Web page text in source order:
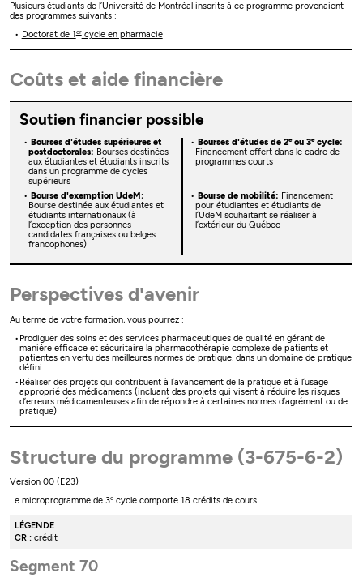
Plusieurs étudiants de l’Université de Montréal inscrits à ce programme provenaient
des programmes suivants :
Doctorat de 1ercycle en pharmacie
Coûts et aide financière
Soutien financier possible
Bourses d'études supérieures et
postdoctorales: Bourses destinées
aux étudiantes et étudiants inscrits
dans un programme de cycles
supérieurs
Bourses d'études de 2eou 3ecycle:
Financement offert dans le cadre de
programmes courts
Bourse d'exemption UdeM:
Bourse destinée aux étudiantes et
étudiants internationaux (à
l’exception des personnes
candidates françaises ou belges
francophones)
Bourse de mobilité: Financement
pour étudiantes et étudiants de
l’UdeM souhaitant se réaliser à
l’extérieur du Québec
Perspectives d'avenir
Au terme de votre formation, vous pourrez :
Prodiguer des soins et des services pharmaceutiques de qualité en gérant de
manière efficace et sécuritaire la pharmacothérapie complexe de patients et
patientes en vertu des meilleures normes de pratique, dans un domaine de pratique
défini
Réaliser des projets qui contribuent à l’avancement de la pratique et à l’usage
approprié des médicaments (incluant des projets qui visent à réduire les risques
d’erreurs médicamenteuses afin de répondre à certaines normes d’agrément ou de
pratique)
Structure du programme (3-675-6-2)
Version 00 (E23)
Le microprogramme de 3e cycle comporte 18 crédits de cours.
LÉGENDE
CR : crédit
Segment 70